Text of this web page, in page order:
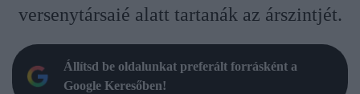
versenytársaié alatt tartanák az árszintjét.
Állítsd be oldalunkat preferált forrásként a
Google Keresőben!